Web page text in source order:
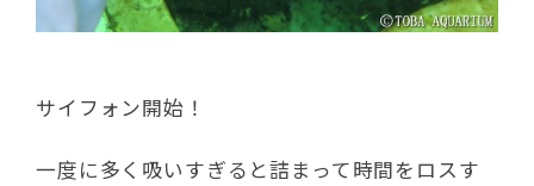
サイフォン開始！
一度に多く吸いすぎると詰まって時間をロスす